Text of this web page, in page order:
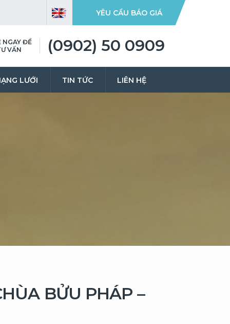
YÊU CẦU BÁO GIÁ
NGAY ĐỂ
VẤN
(0902) 50 0909
LƯỚI TIN TỨC LIÊN HỆ
BỬU PHÁP –